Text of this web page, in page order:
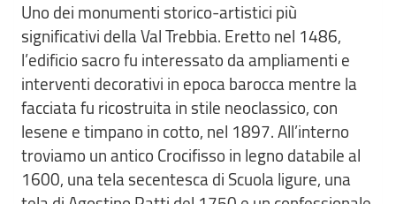
Uno dei monumenti storico-artistici più
significativi della Val Trebbia. Eretto nel 1486,
l’edificio sacro fu interessato da ampliamenti e
interventi decorativi in epoca barocca mentre la
facciata fu ricostruita in stile neoclassico, con
lesene e timpano in cotto, nel 1897. All’interno
troviamo un antico Crocifisso in legno databile al
1600, una tela secentesca di Scuola ligure, una